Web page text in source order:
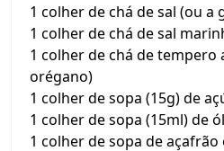
1 colher de chá de sal (ou a
1 colher de chá de sal
1 colher de chá de tempero
orégano)
1 colher de sopa (15g) de
1 colher de sopa (15ml) de
1 colher de sopa de açafrão